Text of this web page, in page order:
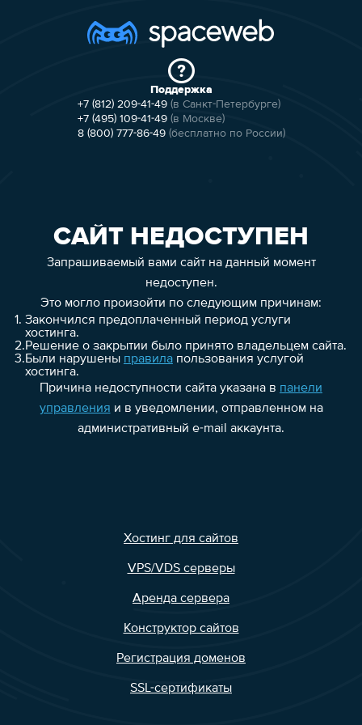
Поддержка
+7 (812) 209-41-49 (в Санкт-Петербурге)
+7 (495) 109-41-49 (в Москве)
8 (800) 777-86-49 (бесплатно по России)
САЙТ НЕДОСТУПЕН
Запрашиваемый вами сайт на данный момент
недоступен.
Это могло произойти по следующим причинам:
1. Закончился предоплаченный период услуги
хостинга.
2.Решение о закрытии было принято владельцем сайта.
3.Были нарушены правилапользования услугой
хостинга.
Причина недоступности сайта указана в панели
управления и в уведомлении, отправленном на
административный e-mail аккаунта.
Хостинг для сайтов
VPS/VDS серверы
Аренда сервера
Конструктор сайтов
Регистрация доменов
SSL-сертификаты